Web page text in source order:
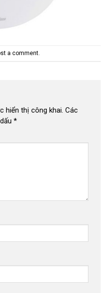
a comment.
hiển thị công khai. Các
*